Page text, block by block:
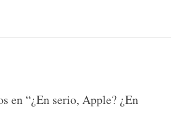
en “¿En serio, Apple? ¿En